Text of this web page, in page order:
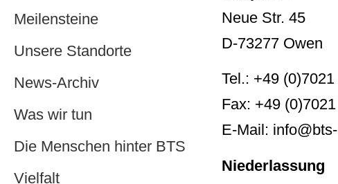
Meilensteine
Unsere Standorte
News-Archiv
Was wir tun
Die Menschen hinter BTS
Vielfalt
Neue Str. 45
D-73277 Owen
Tel.: +49
Fax: +49
E-Mail:
Niederlassung